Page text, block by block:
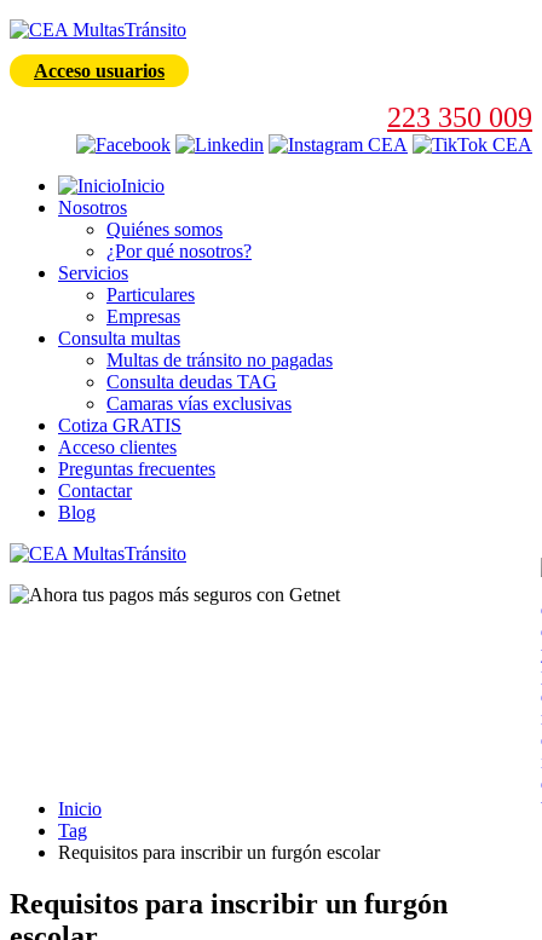
Acceso usuarios
223 350 009
Inicio
Nosotros
Quiénes somos
¿Por qué nosotros?
Servicios
Particulares
Empresas
Consulta multas
Multas de tránsito no pagadas
Consulta deudas TAG
Camaras vías exclusivas
Cotiza GRATIS
Acceso clientes
Preguntas frecuentes
Contactar
Blog
Inicio
Tag
Requisitos para inscribir un furgón escolar
Requisitos para inscribir un furgón